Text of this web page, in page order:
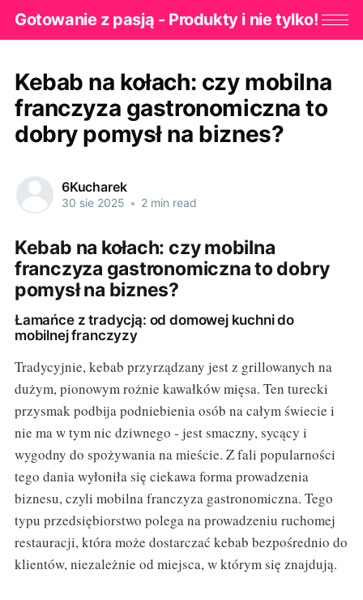
Gotowanie z pasją - Produkty i nie tylko!
Kebab na kołach: czy mobilna
franczyza gastronomiczna to
dobry pomysł na biznes?
6Kucharek
30 sie 2025 • 2 min read
Kebab na kołach: czy mobilna
franczyza gastronomiczna to dobry
pomysł na biznes?
Łamańce z tradycją: od domowej kuchni do
mobilnej franczyzy
Tradycyjnie, kebab przyrządzany jest z grillowanych na
dużym, pionowym rożnie kawałków mięsa. Ten turecki
przysmak podbija podniebienia osób na całym świecie i
nie ma w tym nic dziwnego - jest smaczny, sycący i
wygodny do spożywania na mieście. Z fali popularności
tego dania wyłoniła się ciekawa forma prowadzenia
biznesu, czyli mobilna franczyza gastronomiczna. Tego
typu przedsiębiorstwo polega na prowadzeniu ruchomej
restauracji, która może dostarczać kebab bezpośrednio do
klientów, niezależnie od miejsca, w którym się znajdują.